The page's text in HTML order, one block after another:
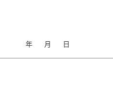
年 月 日